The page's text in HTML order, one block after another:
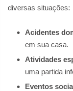
diversas situações:
Acidentes
em sua casa.
Atividades
uma partida
Eventos